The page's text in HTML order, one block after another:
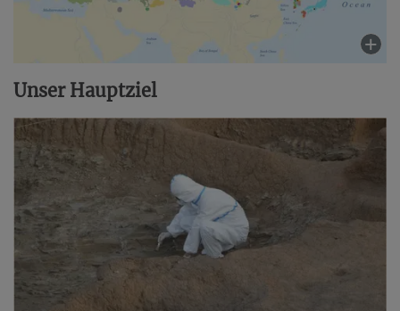
Unser Hauptziel